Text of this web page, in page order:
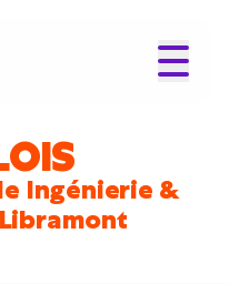
Ingénierie &